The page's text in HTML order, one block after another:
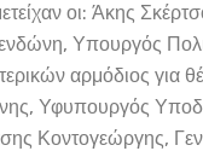
οι: Άκης
Υπουργός
αρμόδιος για
Υφυπουργός
Κοντογεώργης,